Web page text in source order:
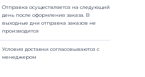
Отправка осуществляется на следующий
день после оформления заказа. В
выходные дни отправка заказов не
производится
Условия доставки согласовываются с
менеджером